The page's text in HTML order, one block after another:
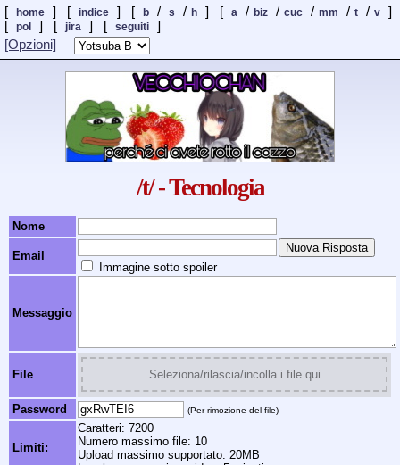
[ home ] [ indice ] [ b / s / h ] [ a / biz / cuc / mm / t / v
]
[
pol ] [ jira ] [ seguiti
]
[Opzioni]
/t/ - Tecnologia
Nome
Email
Immagine sotto spoiler
Messaggio
File Seleziona/rilascia/incolla i file qui
Password (Per rimozione del file)
Limiti:
Caratteri: 7200
Numero massimo file: 10
Upload massimo supportato: 20MB